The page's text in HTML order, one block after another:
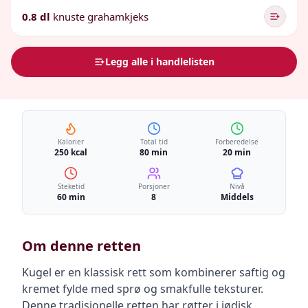
0.8 dl knuste grahamkjeks
Legg alle i handlelisten
Kalorier
250 kcal
Total tid
80 min
Forberedelse
20 min
Steketid
60 min
Porsjoner
8
Nivå
Middels
Om denne retten
Kugel er en klassisk rett som kombinerer saftig og
kremet fylde med sprø og smakfulle teksturer.